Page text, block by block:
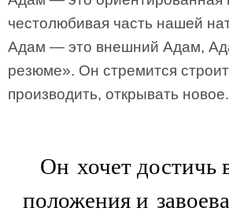
честолюбивая часть нашей
Адам — это внешний Адам,
резюме». Он стремится
производить, открывать новое.
Он хочет достичь
положения и